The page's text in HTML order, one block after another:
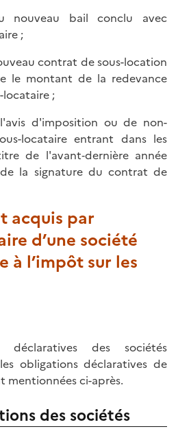
nouveau bail conclu avec
;
contrat de sous-location
le montant de la redevance
locataire ;
d'imposition ou de non-
locataire entrant dans les
de l'avant‑dernière année
la signature du contrat de
acquis par
d’une société
à l’impôt sur les
déclaratives des sociétés
obligations déclaratives de
mentionnées ci-après.
des sociétés